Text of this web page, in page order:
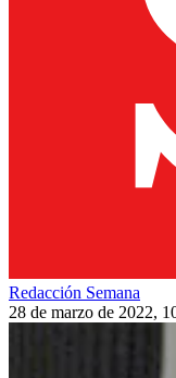
Redacción Semana
28 de marzo de 2022,